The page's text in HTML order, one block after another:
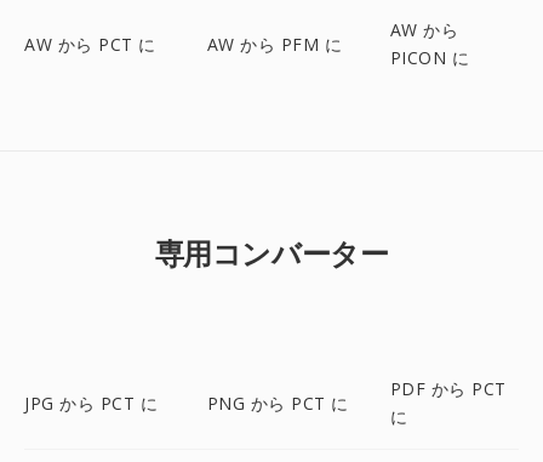
AW から PCT に AW から PFM に
AW から
PICON に
専用コンバーター
JPG から PCT に PNG から PCT に
PDF から PCT
に